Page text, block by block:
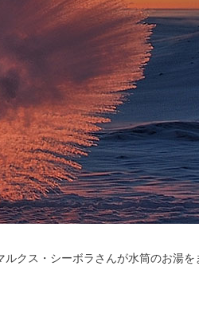
クス・シーボラさんが水筒のお湯を